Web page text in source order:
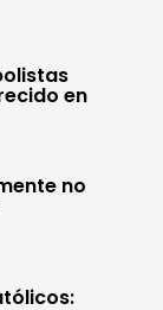
en
no